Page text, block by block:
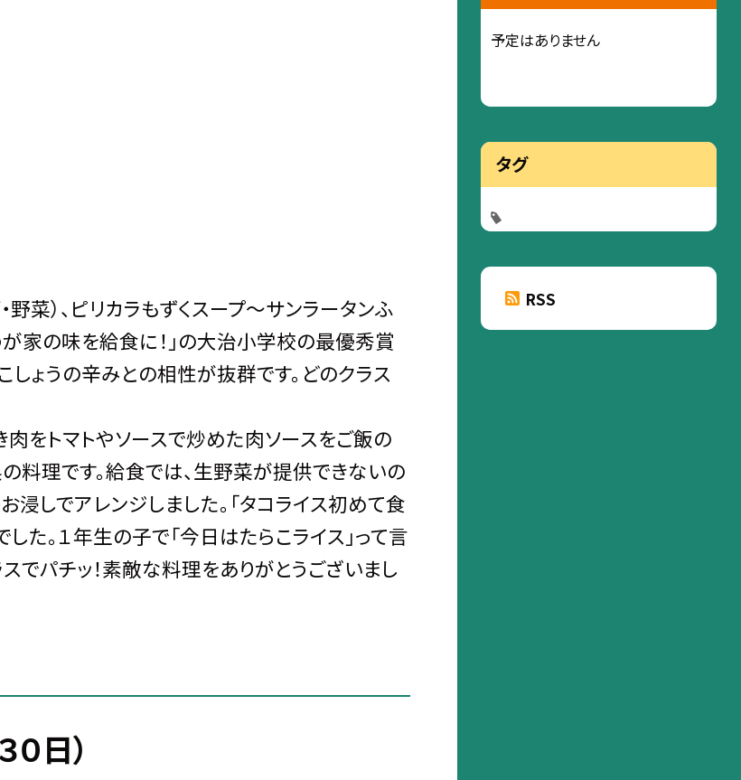
野菜）、ピリカラもずくスープ〜サンラータンふ
が家の味を給食に！」の大治小学校の最優秀賞
ょうの辛みとの相性が抜群です。どのクラス
をトマトやソースで炒めた肉ソースをご飯の
料理です。給食では、生野菜が提供できないの
浸しでアレンジしました。「タコライス初めて食
した。１年生の子で「今日はたらこライス」って言
でパチッ！素敵な料理をありがとうございまし
日）
予定はありません
タグ
RSS